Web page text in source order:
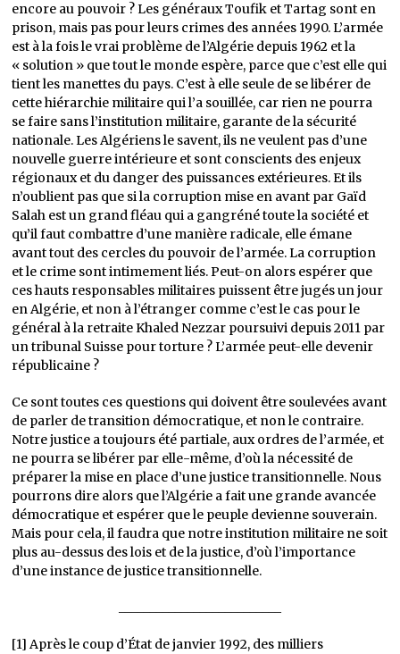
encore au pouvoir ? Les généraux Toufik et Tartag sont en
prison, mais pas pour leurs crimes des années 1990. L’armée
est à la fois le vrai problème de l’Algérie depuis 1962 et la
« solution » que tout le monde espère, parce que c’est elle qui
tient les manettes du pays. C’est à elle seule de se libérer de
cette hiérarchie militaire qui l’a souillée, car rien ne pourra
se faire sans l’institution militaire, garante de la sécurité
nationale. Les Algériens le savent, ils ne veulent pas d’une
nouvelle guerre intérieure et sont conscients des enjeux
régionaux et du danger des puissances extérieures. Et ils
n’oublient pas que si la corruption mise en avant par Gaïd
Salah est un grand fléau qui a gangréné toute la société et
qu’il faut combattre d’une manière radicale, elle émane
avant tout des cercles du pouvoir de l’armée. La corruption
et le crime sont intimement liés. Peut-on alors espérer que
ces hauts responsables militaires puissent être jugés un jour
en Algérie, et non à l’étranger comme c’est le cas pour le
général à la retraite Khaled Nezzar poursuivi depuis 2011 par
un tribunal Suisse pour torture ? L’armée peut-elle devenir
républicaine ?
Ce sont toutes ces questions qui doivent être soulevées avant
de parler de transition démocratique, et non le contraire.
Notre justice a toujours été partiale, aux ordres de l’armée, et
ne pourra se libérer par elle-même, d’où la nécessité de
préparer la mise en place d’une justice transitionnelle. Nous
pourrons dire alors que l’Algérie a fait une grande avancée
démocratique et espérer que le peuple devienne souverain.
Mais pour cela, il faudra que notre institution militaire ne soit
plus au-dessus des lois et de la justice, d’où l’importance
d’une instance de justice transitionnelle.
[1] Après le coup d’État de janvier 1992, des milliers